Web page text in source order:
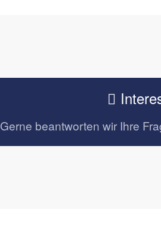
Gerne beantworten wir Ihre